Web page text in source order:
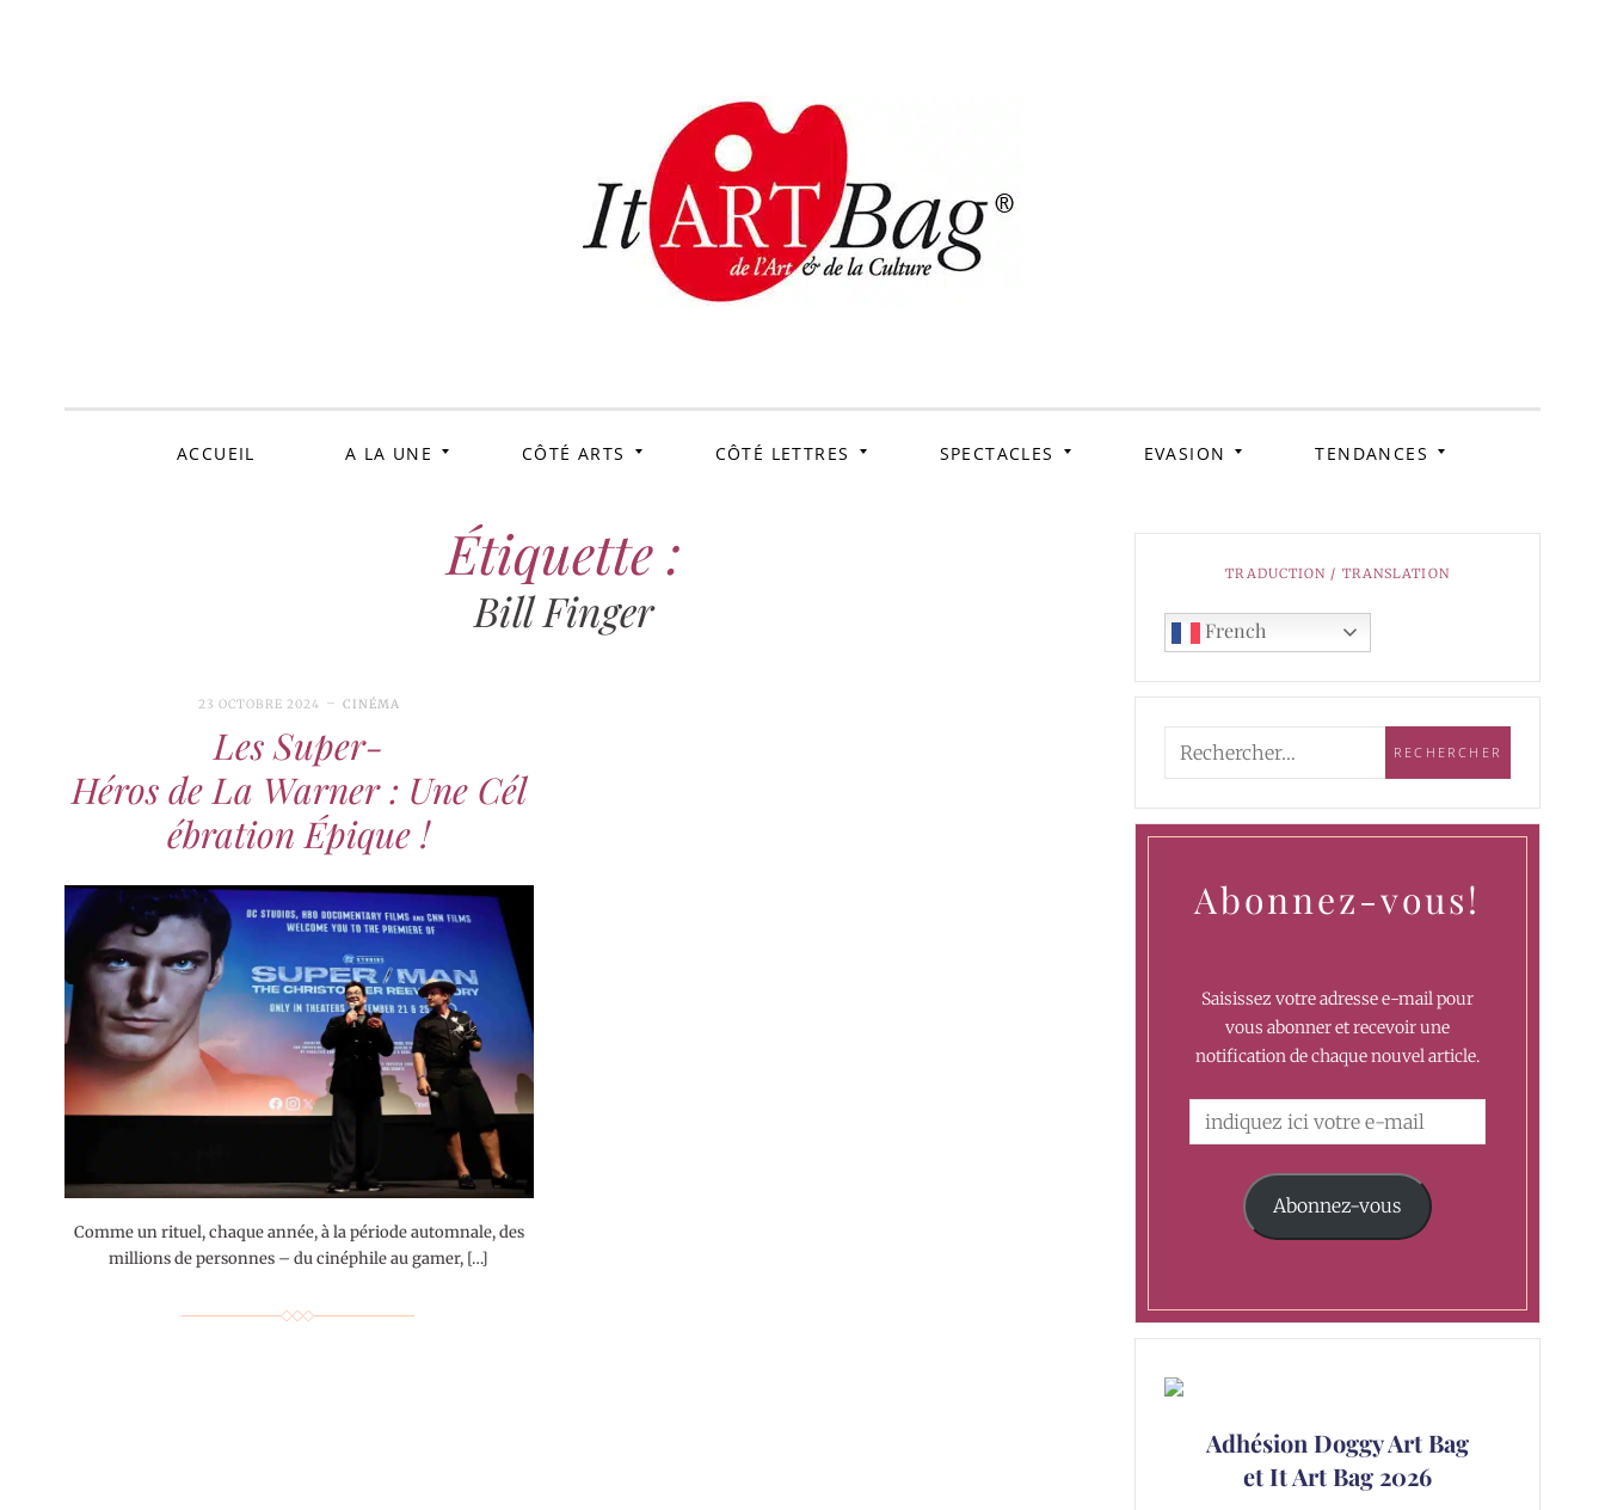
ItArtBag
ACCUEIL A LA UNE CÔTÉ ARTS CÔTÉ LETTRES SPECTACLES EVASION TENDANCES
Étiquette :
Bill Finger
23 OCTOBRE 2024 CINÉMA
Les Super-
Héros de La Warner : Une Cél
ébration Épique !
Comme un rituel, chaque année, à la période automnale, des
millions de personnes – du cinéphile au gamer, […]
TRADUCTION / TRANSLATION
French
Abonnez-vous!
Saisissez votre adresse e-mail pour
vous abonner et recevoir une
notification de chaque nouvel article.
Abonnez-vous
Adhésion Doggy Art Bag
et It Art Bag 2026